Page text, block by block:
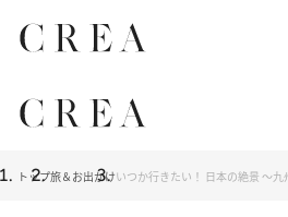
トップ旅＆お出かけいつか行きたい！ 日本の絶景 ～